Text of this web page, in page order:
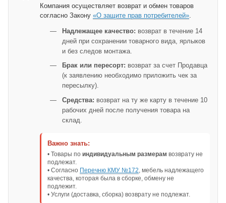
Компания осуществляет возврат и обмен товаров
согласно Закону «О защите прав потребителей»
Надлежащее качество: возврат в течение 14
дней при сохранении товарного вида, ярлыков
и без следов монтажа.
Брак или пересорт: возврат за счет Продавца
(к заявлению необходимо приложить чек за
пересылку).
Средства: возврат на ту же карту в течение 10
рабочих дней после получения товара на
склад.
Важно знать:
• Товары по индивидуальным размерам возврату не
подлежат.
• Согласно Перечню КМУ №172 , мебель надлежащего
качества, которая была в сборке, обмену не
подлежит.
• Услуги (доставка, сборка) возврату не подлежат.